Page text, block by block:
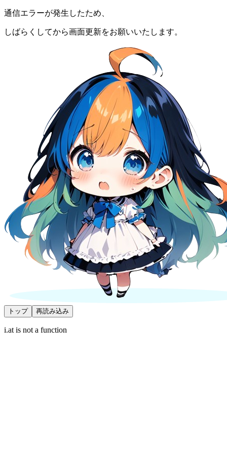
通信エラーが発生したため、
しばらくしてから画面更新をお願いいたします。
トップ 再読み込み
i.at is not a function